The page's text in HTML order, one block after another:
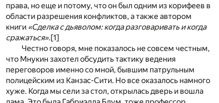
права, но еще и потому, что он был одним из корифеев в
области разрешения конфликтов, а также автором
книги «Сделка с дьяволом: когда разговаривать и когда
сражаться».[1]
Честно говоря, мне показалось не совсем честным,
что Мнукин захотел обсудить тактику ведения
переговоров именно со мной, бывшим патрульным
полицейским из Канзас-Сити. Но все оказалось намного
хуже. Когда мы сели за стол, открылась дверь и вошла